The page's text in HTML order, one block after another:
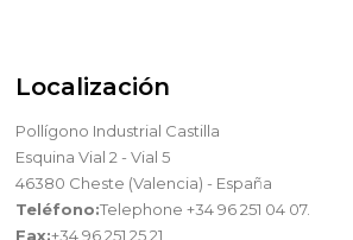
Localización
Pollígono Industrial Castilla
Esquina Vial 2 - Vial 5
46380 Cheste (Valencia) - España
Teléfono:Telephone +34 96 251 04 07.
Fax:+34 96 251 25 21